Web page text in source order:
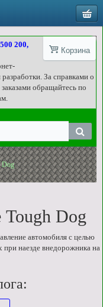
Корзина
200,
За справками о
обращайтесь по
Dog
Dog
автомобиля с целью
наезде внедорожника на